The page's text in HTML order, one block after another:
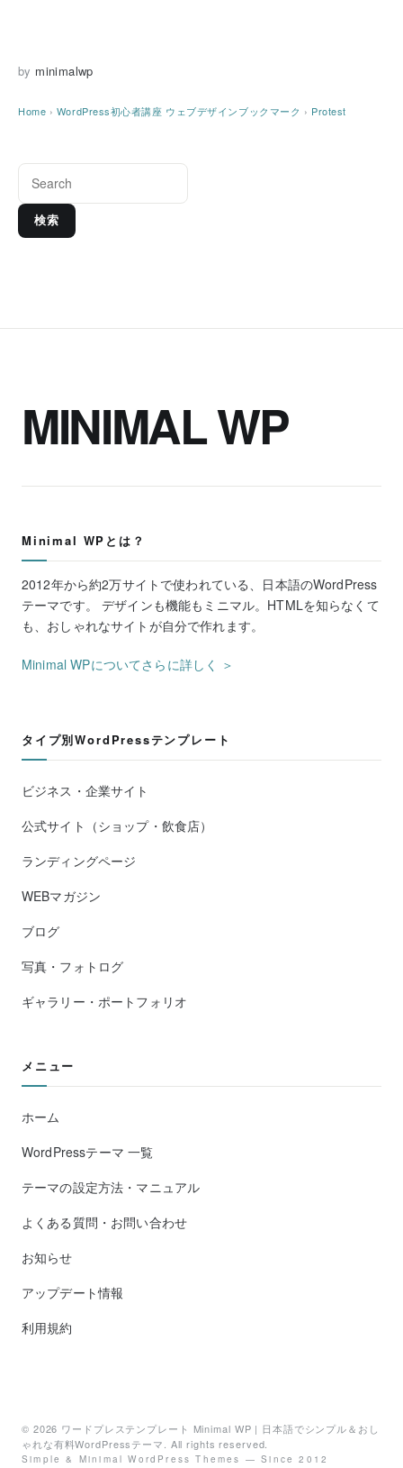
by minimalwp
Home › WordPress初心者講座 ウェブデザインブックマーク › Protest
検索
MINIMAL WP
Minimal WPとは？
2012年から約2万サイトで使われている、日本語のWordPress
テーマです。 デザインも機能もミニマル。HTMLを知らなくて
も、おしゃれなサイトが自分で作れます。
Minimal WPについてさらに詳しく ＞
タイプ別WordPressテンプレート
ビジネス・企業サイト
公式サイト（ショップ・飲食店）
ランディングページ
WEBマガジン
ブログ
写真・フォトログ
ギャラリー・ポートフォリオ
メニュー
ホーム
WordPressテーマ 一覧
テーマの設定方法・マニュアル
よくある質問・お問い合わせ
お知らせ
アップデート情報
利用規約
© 2026 ワードプレステンプレート Minimal WP | 日本語でシンプル＆おし
ゃれな有料WordPressテーマ. All rights reserved.
Simple & Minimal WordPress Themes — Since 2012